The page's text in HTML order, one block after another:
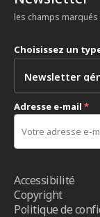
les champs
Choisissez un
Adresse e-mail *
Accessibilité
Copyright
Politique de